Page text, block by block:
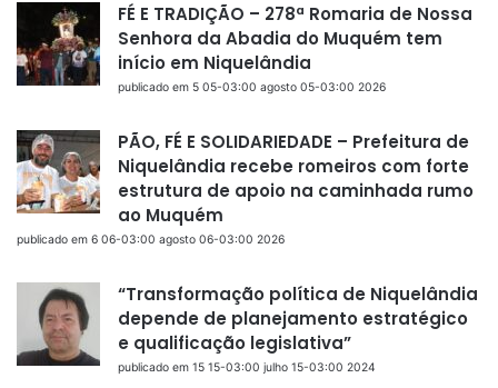
FÉ E TRADIÇÃO – 278ª Romaria de Nossa
Senhora da Abadia do Muquém tem
início em Niquelândia
publicado em 5 05-03:00 agosto 05-03:00 2026
PÃO, FÉ E SOLIDARIEDADE – Prefeitura de
Niquelândia recebe romeiros com forte
estrutura de apoio na caminhada rumo
ao Muquém
publicado em 6 06-03:00 agosto 06-03:00 2026
“Transformação política de Niquelândia
depende de planejamento estratégico
e qualificação legislativa”
publicado em 15 15-03:00 julho 15-03:00 2024